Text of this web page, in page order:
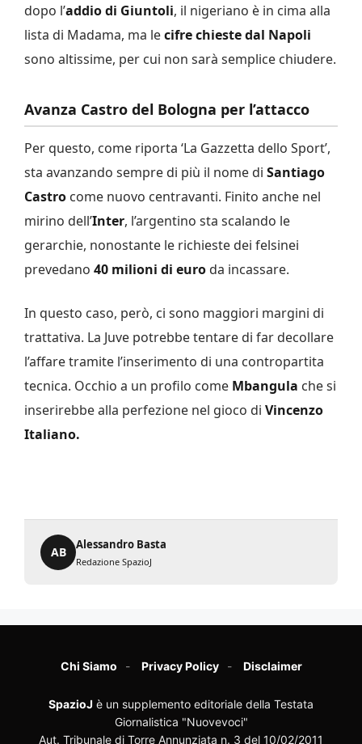
dopo l’addio di Giuntoli, il nigeriano è in cima alla
lista di Madama, ma lecifre chieste dal Napoli
sono altissime, per cui non sarà semplice chiudere.
Avanza Castro del Bologna per l’attacco
Per questo, come riporta ‘La Gazzetta dello Sport’,
sta avanzando sempre di più il nome di Santiago
Castro come nuovo centravanti. Finito anche nel
mirino dell’Inter, l’argentino sta scalando le
gerarchie, nonostante le richieste dei felsinei
prevedano 40 milioni di euro da incassare.
In questo caso, però, ci sono maggiori margini di
trattativa. La Juve potrebbe tentare di far decollare
l’affare tramite l’inserimento di una contropartita
tecnica. Occhio a un profilo come Mbangula che si
inserirebbe alla perfezione nel gioco di Vincenzo
Italiano.
AB
Alessandro Basta
Redazione SpazioJ
Chi Siamo Privacy Policy Disclaimer
SpazioJ è un supplemento editoriale della Testata
Giornalistica "Nuovevoci"
Aut. Tribunale di Torre Annunziata n. 3 del 10/02/2011